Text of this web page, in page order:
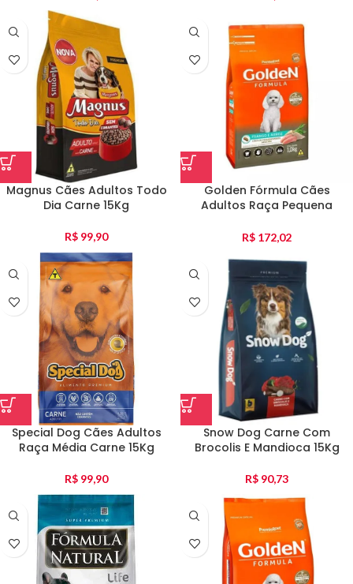
Magnus Cães Adultos Todo
Dia Carne 15Kg
R$ 99,90
Golden Fórmula Cães
Adultos Raça Pequena
R$ 172,02
Special Dog Cães Adultos
Raça Média Carne 15Kg
R$ 99,90
Snow Dog Carne Com
Brocolis E Mandioca 15Kg
R$ 90,73